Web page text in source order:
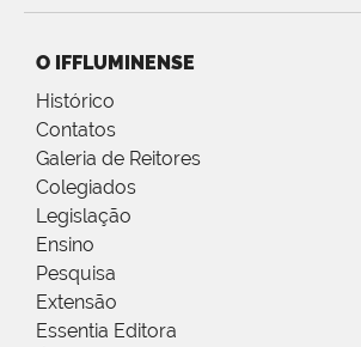
O IFFLUMINENSE
Histórico
Contatos
Galeria de Reitores
Colegiados
Legislação
Ensino
Pesquisa
Extensão
Essentia Editora